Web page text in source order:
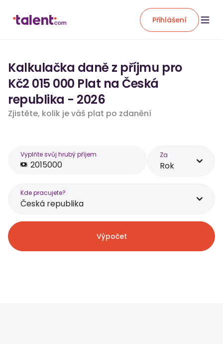
Přihlášení
Kalkulačka daně z příjmu pro
Kč2 015 000 Plat na Česká
republika - 2026
Zjistěte, kolik je váš plat po zdanění
Vyplňte svůj hrubý příjem Za
Rok
Kde pracujete?
Česká republika
Výpočet